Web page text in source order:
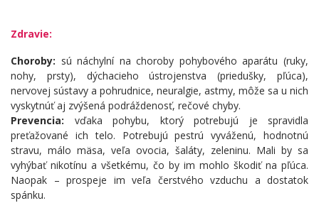
Zdravie:
Choroby: sú náchylní na choroby pohybového aparátu (ruky,
nohy, prsty), dýchacieho ústrojenstva (priedušky, pľúca),
nervovej sústavy a pohrudnice, neuralgie, astmy, môže sa u nich
vyskytnúť aj zvýšená podráždenosť, rečové chyby.
Prevencia: vďaka pohybu, ktorý potrebujú je spravidla
preťažované ich telo. Potrebujú pestrú vyváženú, hodnotnú
stravu, málo mäsa, veľa ovocia, šaláty, zeleninu. Mali by sa
vyhýbať nikotínu a všetkému, čo by im mohlo škodiť na pľúca.
Naopak – prospeje im veľa čerstvého vzduchu a dostatok
spánku.